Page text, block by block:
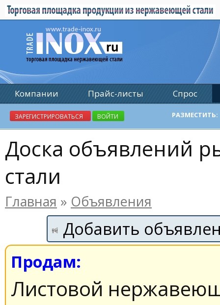
Доска объявлений
стали
Главная » Объявления
Добавить
Продам:
Листовой
Компании Прайс-листы
Спрос
Реклама
ЗАРЕГИСТРИРОВАТЬСЯ ВОЙТИ РАЗМЕСТИТЬ: